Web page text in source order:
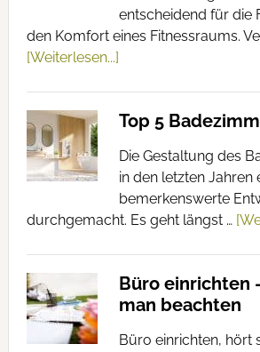
entscheidend für die
den Komfort eines Fitnessraums.
[Weiterlesen...]
Top 5
Die Gestaltung des
in den letzten Jahren
bemerkenswerte
durchgemacht. Es geht längst …
Büro einrichten
man beachten
Büro einrichten, hört